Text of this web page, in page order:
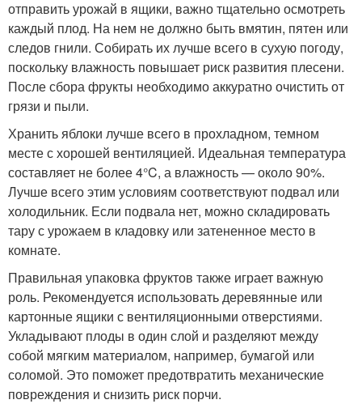
отправить урожай в ящики, важно тщательно осмотреть
каждый плод. На нем не должно быть вмятин, пятен или
следов гнили. Собирать их лучше всего в сухую погоду,
поскольку влажность повышает риск развития плесени.
После сбора фрукты необходимо аккуратно очистить от
грязи и пыли.
Хранить яблоки лучше всего в прохладном, темном
месте с хорошей вентиляцией. Идеальная температура
составляет не более 4°C, а влажность — около 90%.
Лучше всего этим условиям соответствуют подвал или
холодильник. Если подвала нет, можно складировать
тару с урожаем в кладовку или затененное место в
комнате.
Правильная упаковка фруктов также играет важную
роль. Рекомендуется использовать деревянные или
картонные ящики с вентиляционными отверстиями.
Укладывают плоды в один слой и разделяют между
собой мягким материалом, например, бумагой или
соломой. Это поможет предотвратить механические
повреждения и снизить риск порчи.